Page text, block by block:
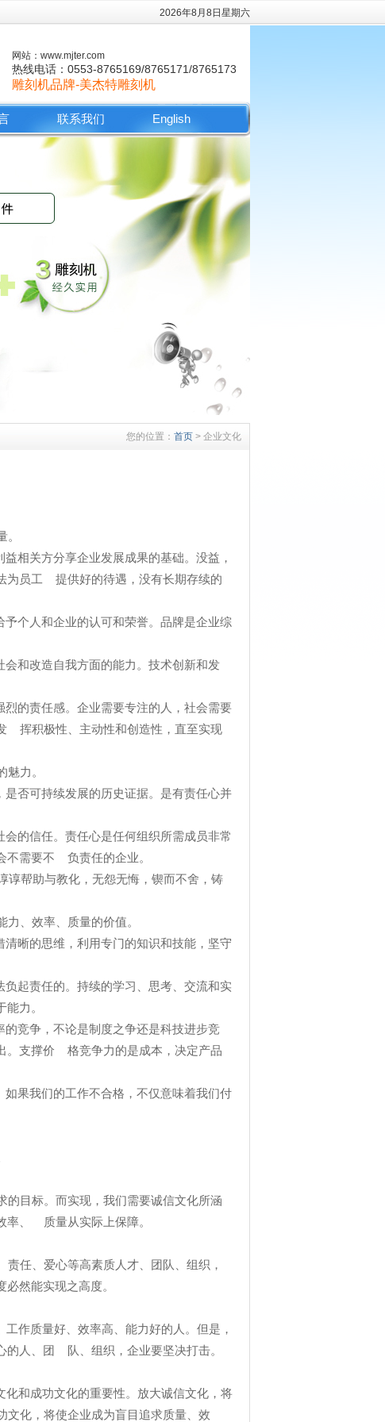
2026年8月8日星期六
网站：www.mjter.com
热线电话：0553-8765169/8765171/8765173
雕刻机品牌-美杰特雕刻机
联系我们 English
您的位置： 首页> 企业文化
相关方分享企业发展成果的基础。没益，
为员工 提供好的待遇，没有长期存续的
个人和企业的认可和荣誉。品牌是企业综
和改造自我方面的能力。技术创新和发
的责任感。企业需要专注的人，社会需要
挥积极性、主动性和创造性，直至实现
力。
否可持续发展的历史证据。是有责任心并
的信任。责任心是任何组织所需成员非常
不需要不 负责任的企业。
帮助与教化，无怨无悔，锲而不舍，铸
、效率、质量的价值。
晰的思维，利用专门的知识和技能，坚守
起责任的。持续的学习、思考、交流和实
力。
竞争，不论是制度之争还是科技进步竞
。支撑价 格竞争力的是成本，决定产品
果我们的工作不合格，不仅意味着我们付
目标。而实现，我们需要诚信文化所涵
率、 质量从实际上保障。
任、爱心等高素质人才、团队、组织，
然能实现之高度。
作质量好、效率高、能力好的人。但是，
的人、团 队、组织，企业要坚决打击。
和成功文化的重要性。放大诚信文化，将
化，将使企业成为盲目追求质量、效